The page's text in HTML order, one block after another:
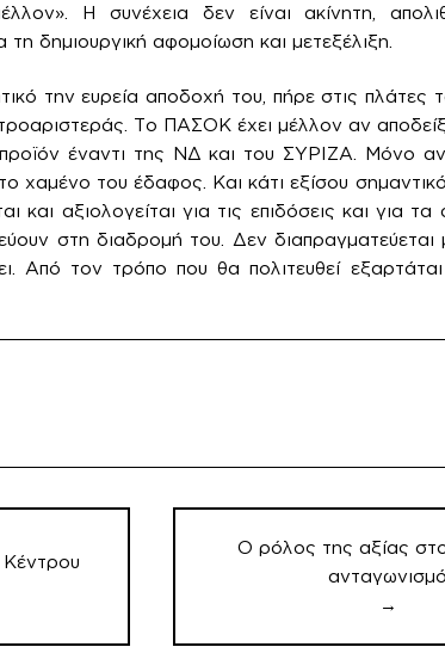
Η συνέχεια δεν είναι ακίνητη,
δημιουργική αφομοίωση και μετεξέλιξη.
την ευρεία αποδοχή του, πήρε στις πλάτες
Το ΠΑΣΟΚ έχει μέλλον αν
προϊόν έναντι της ΝΔ και του ΣΥΡΙΖΑ. Μόνο
χαμένο του έδαφος. Και κάτι εξίσου
και αξιολογείται για τις επιδόσεις και για τα
στη διαδρομή του. Δεν διαπραγματεύεται
Από τον τρόπο που θα πολιτευθεί
Κέντρου
Ο ρόλος της αξίας
ανταγωνισμό
→